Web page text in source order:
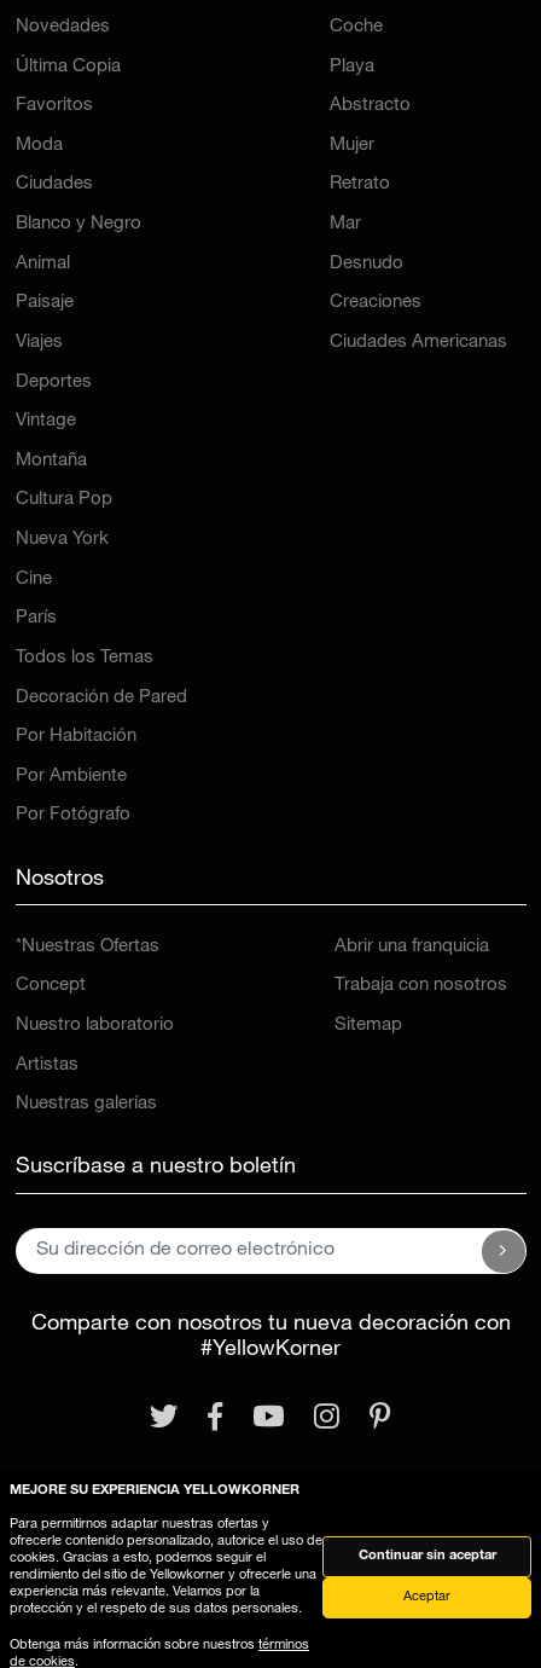
Novedades
Última Copia
Favoritos
Moda
Ciudades
Blanco y Negro
Animal
Paisaje
Viajes
Deportes
Coche
Playa
Abstracto
Mujer
Retrato
Mar
Desnudo
Creaciones
Ciudades Americanas
Vintage
Montaña
Cultura Pop
Nueva York
Cine
París
Todos los Temas
Decoración de Pared
Por Habitación
Por Ambiente
Por Fotógrafo
Nosotros
*Nuestras Ofertas
Concept
Nuestro laboratorio
Artistas
Nuestras galerías
Abrir una franquicia
Trabaja con nosotros
Sitemap
Suscríbase a nuestro boletín
Comparte con nosotros tu nueva decoración con
#YellowKorner
Aviso legalTérminos y Condiciones Generales
Este sitio web utiliza cookies
MEJORE SU EXPERIENCIA YELLOWKORNER
Para permitirnos adaptar nuestras ofertas y
ofrecerle contenido personalizado, autorice el uso de
cookies. Gracias a esto, podemos seguir el
rendimiento del sitio de Yellowkorner y ofrecerle una
experiencia más relevante. Velamos por la
protección y el respeto de sus datos personales.
Obtenga más información sobre nuestros términos
de cookies.
Continuar sin aceptar
Aceptar